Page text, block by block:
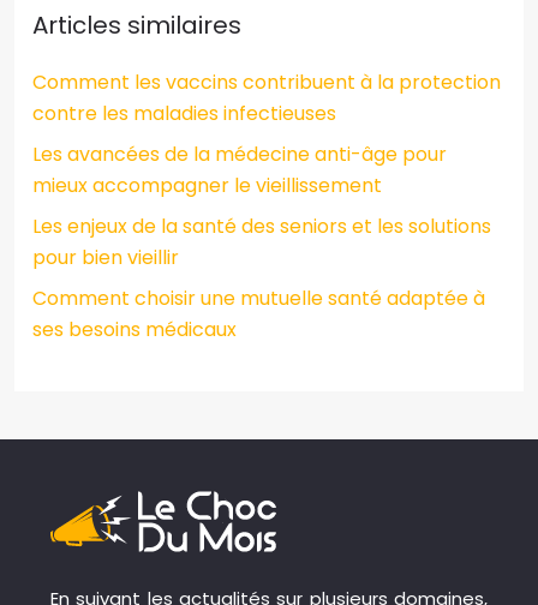
Articles similaires
Comment les vaccins contribuent à la protection
contre les maladies infectieuses
Les avancées de la médecine anti-âge pour
mieux accompagner le vieillissement
Les enjeux de la santé des seniors et les solutions
pour bien vieillir
Comment choisir une mutuelle santé adaptée à
ses besoins médicaux
En suivant les actualités sur plusieurs domaines,